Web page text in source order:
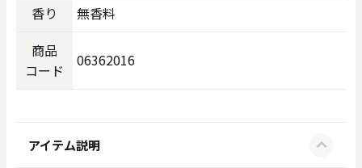
香り
無香料
商品
コード
06362016
アイテム説明